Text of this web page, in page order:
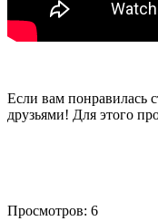
Если вам понравилась
друзьями! Для этого
Просмотров: 6